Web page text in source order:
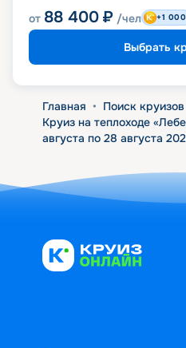
от 88 400 ₽ /чел +1 000
Выбрать
Главная • Поиск круизов
Круиз на теплоходе
августа по 28 августа